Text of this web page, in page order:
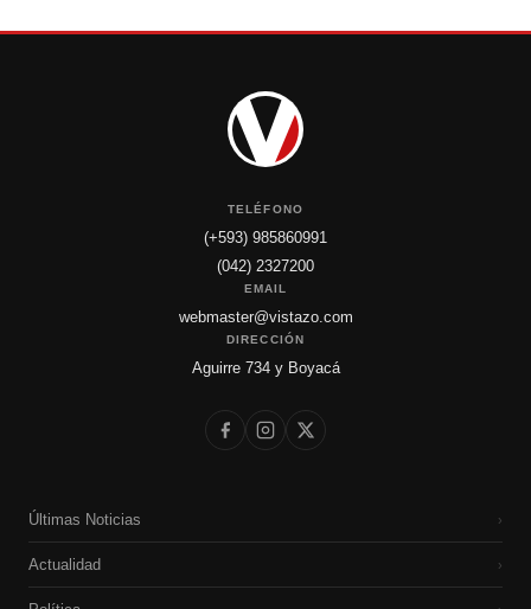
TELÉFONO
(+593) 985860991
(042) 2327200
EMAIL
webmaster@vistazo.com
DIRECCIÓN
Aguirre 734 y Boyacá
Últimas Noticias ›
Actualidad ›